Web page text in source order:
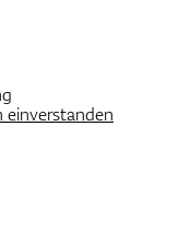
einverstanden